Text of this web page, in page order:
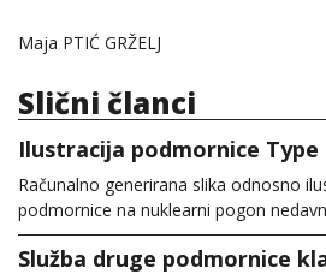
Maja PTIĆ GRŽELJ
Slični članci
Ilustracija podmornice Type
Računalno generirana slika odnosno
podmornice na nuklearni pogon
Služba druge podmornice